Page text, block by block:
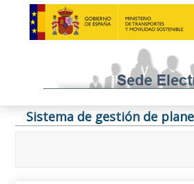
Sistema de gestión de